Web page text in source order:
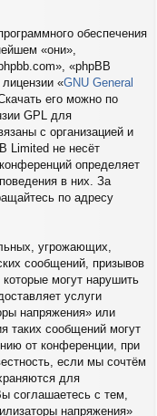
обеспечения
«они»,
«phpBB
«GNU General
его можно по
GPL для
с организацией и
Limited не несёт
определяет
в них. За
по адресу
угрожающих,
сообщений, призывов
могут нарушить
услуги
напряжения» или
таких сообщений могут
от конференции, при
если мы сочтём
для
соглашаетесь с тем,
напряжения»